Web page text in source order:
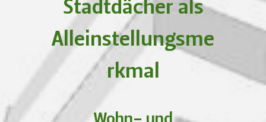
Stadtdächer als
Alleinstellungsme
rkmal